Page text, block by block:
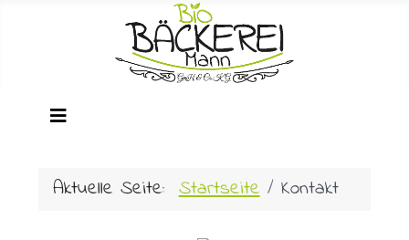
Aktuelle Seite:Startseite Kontakt